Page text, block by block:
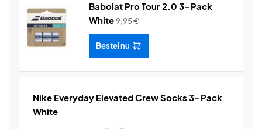
Babolat Pro Tour 2.0 3-Pack
White9,95€
Bestel nu
Nike Everyday Elevated Crew Socks 3-Pack
White